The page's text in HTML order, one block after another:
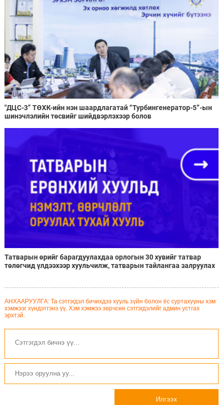
"ДЦС-3” ТӨХК-ийн нэн шаардлагатай “Турбингенератор-5”-ын
шинэчлэлийн төсвийг шийдвэрлэхээр болов
Татварын өрийг барагдуулахдаа орлогын 30 хувийг татвар
төлөгчид үлдээхээр хуульчилж, татварын тайлангаа залруулах
АНХААРУУЛГА: Та сэтгэгдэл бичихдээ хууль зүйн болон ёс суртахууны хэм
хэмжээг хүндэтгэнэ үү. Хэм хэмжээ зөрчсөн сэтгэгдэлийг админ устгах
эрхтэй.
Илгээх